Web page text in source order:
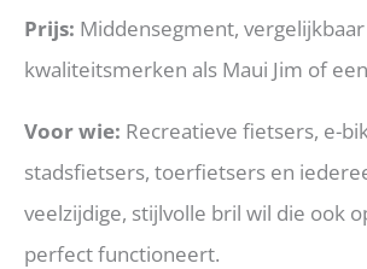
Prijs: Middensegment,
kwaliteitsmerken als Maui Jim of
Voor wie: Recreatieve fietsers, e-
stadsfietsers, toerfietsers en
veelzijdige, stijlvolle bril wil die ook
perfect functioneert.